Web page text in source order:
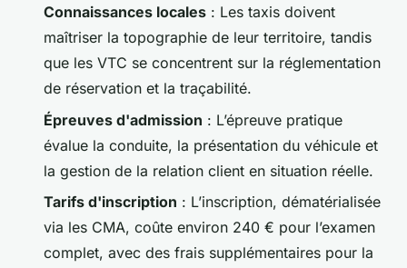
Connaissances locales : Les taxis doivent
maîtriser la topographie de leur territoire, tandis
que les VTC se concentrent sur la réglementation
de réservation et la traçabilité.
Épreuves d'admission : L’épreuve pratique
évalue la conduite, la présentation du véhicule et
la gestion de la relation client en situation réelle.
Tarifs d'inscription : L’inscription, dématérialisée
via les CMA, coûte environ 240 € pour l’examen
complet, avec des frais supplémentaires pour la